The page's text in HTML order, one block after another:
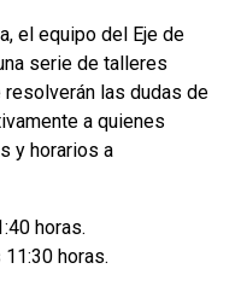
el equipo del Eje de
serie de talleres
las dudas de
a quienes
y horarios a
horas.
horas.